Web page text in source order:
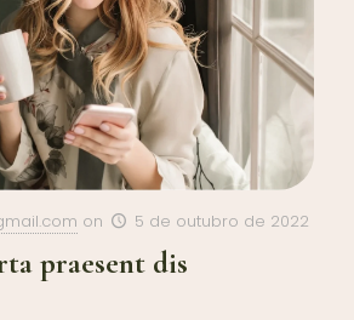
on 5 de outubro de 2022
praesent dis